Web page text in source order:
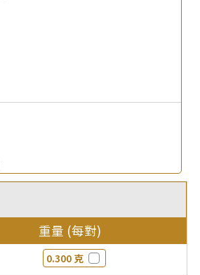
重量 (每對)
0.300 克